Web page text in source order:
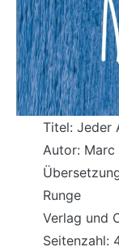
Titel: Jeder
Autor: Marc
Runge
Verlag und
Seitenzahl: